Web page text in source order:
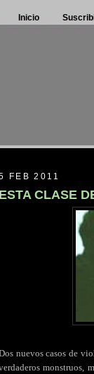
Inicio
FEB 2011
ESTA CLASE
nuevos casos de
monstruos,